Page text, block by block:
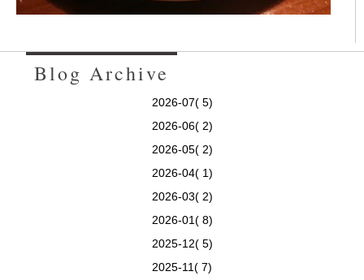
Blog Archive
2026-07( 5)
2026-06( 2)
2026-05( 2)
2026-04( 1)
2026-03( 2)
2026-01( 8)
2025-12( 5)
2025-11( 7)